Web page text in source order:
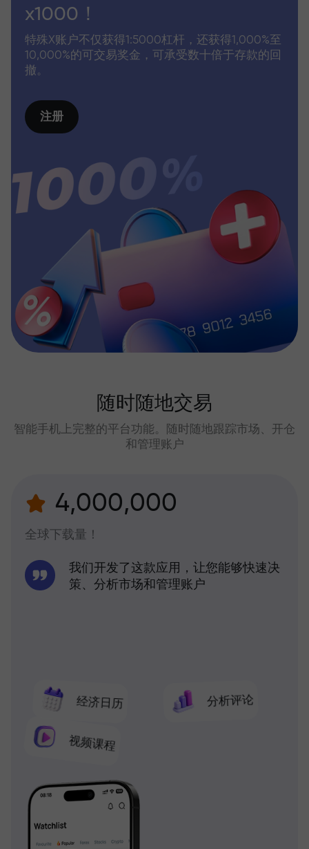
x1000！
特殊X账户不仅获得1:5000杠杆，还获得1,000%至
10,000%的可交易奖金，可承受数十倍于存款的回
撤。
注册
随时随地交易
智能手机上完整的平台功能。随时随地跟踪市场、开仓
和管理账户
4,000,000
全球下载量！
经济日历 分析评论
视频课程
我们开发了这款应用，让您能够快速决
策、分析市场和管理账户